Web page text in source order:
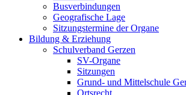
Busverbindungen
Geografische Lage
Sitzungstermine der Organe
Bildung & Erziehung
Schulverband Gerzen
SV-Organe
Sitzungen
Grund- und Mittelschule
Ortsrecht